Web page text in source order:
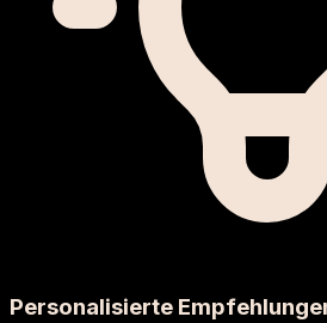
Personalisierte